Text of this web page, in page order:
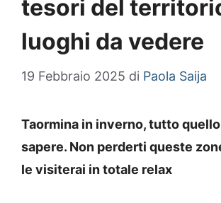
tesori del
luoghi da vedere
19 Febbraio 2025 di Paola Saija
Taormina in inverno, tutto quello
sapere. Non perderti queste
le visiterai in totale relax